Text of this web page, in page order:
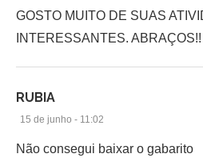
GOSTO MUITO DE SUAS
INTERESSANTES. ABRAÇOS!!
RUBIA
15 de junho - 11:02
Não consegui baixar o gabarito